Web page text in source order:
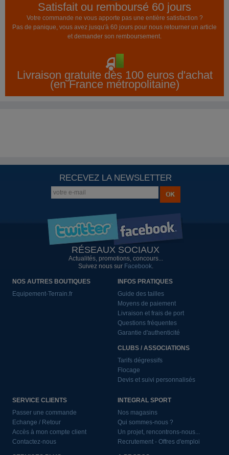
Satisfait ou remboursé 60 jours
Votre commande ne vous apporte pas une entière satisfaction ?
Pas de panique, vous avez jusqu'à 60 jours pour nous retourner un article
et demander son remboursement.
Livraison gratuite dès 100 euros d'achat
(en France métropolitaine)
RECEVEZ LA NEWSLETTER
RÉSEAUX SOCIAUX
Actualités, promotions, concours...
Suivez nous sur Facebook.
NOS AUTRES BOUTIQUES
Equipement-Terrain.fr
INFOS PRATIQUES
Guide des tailles
Moyens de paiement
Livraison et frais de port
Questions fréquentes
Garantie d'authenticité
CLUBS / ASSOCIATIONS
Tarifs dégressifs
Flocage
Devis et suivi personnalisés
SERVICE CLIENTS
Passer une commande
Echange / Retour
Accès à mon compte client
Contactez-nous
INTEGRAL SPORT
Nos magasins
Qui sommes-nous ?
Un projet, rencontrons-nous...
Recrutement - Offres d'emploi